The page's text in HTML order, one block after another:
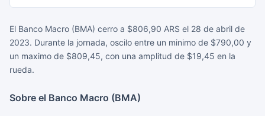
El Banco Macro (BMA) cerro a $806,90 ARS el 28 de abril de
2023. Durante la jornada, oscilo entre un minimo de $790,00 y
un maximo de $809,45, con una amplitud de $19,45 en la
rueda.
Sobre el Banco Macro (BMA)